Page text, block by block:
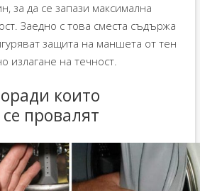
за да се запази максимална
Заедно с това сместа съдържа
защита на маншета от тен
излагане на течност.
които
провалят